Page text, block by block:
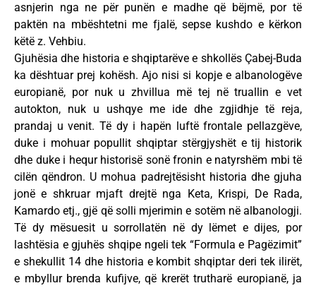
asnjerin nga ne për punën e madhe që bëjmë, por të
paktën na mbështetni me fjalë, sepse kushdo e kërkon
këtë z. Vehbiu.
Gjuhësia dhe historia e shqiptarëve e shkollës Çabej-Buda
ka dështuar prej kohësh. Ajo nisi si kopje e albanologëve
europianë, por nuk u zhvillua më tej në truallin e vet
autokton, nuk u ushqye me ide dhe zgjidhje të reja,
prandaj u venit. Të dy i hapën luftë frontale pellazgëve,
duke i mohuar popullit shqiptar stërgjyshët e tij historik
dhe duke i hequr historisë sonë fronin e natyrshëm mbi të
cilën qëndron. U mohua padrejtësisht historia dhe gjuha
jonë e shkruar mjaft drejtë nga Keta, Krispi, De Rada,
Kamardo etj., gjë që solli mjerimin e sotëm në albanologji.
Të dy mësuesit u sorrollatën në dy lëmet e dijes, por
lashtësia e gjuhës shqipe ngeli tek “Formula e Pagëzimit”
e shekullit 14 dhe historia e kombit shqiptar deri tek ilirët,
e mbyllur brenda kufijve, që krerët trutharë europianë, ja